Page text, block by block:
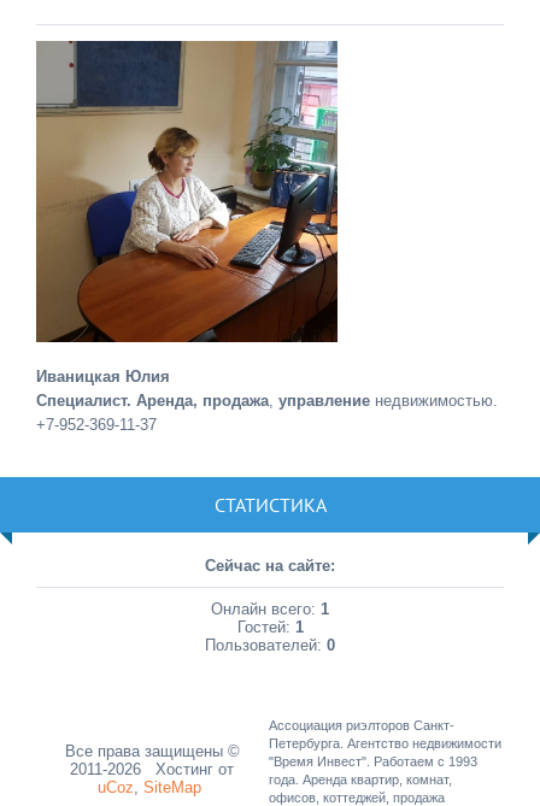
Иваницкая Юлия
Специалист. Аренда, продажа управление недвижимостью.
+7-952-369-11-37
СТАТИСТИКА
Сейчас на сайте:
Онлайн всего: 1
Гостей: 1
Пользователей: 0
Все права защищены ©
2011-2026 Хостинг от
uCoz SiteMap
Ассоциация риэлторов Санкт-
Петербурга. Агентство недвижимости
"Время Инвест". Работаем с 1993
года. Аренда квартир, комнат,
офисов, коттеджей, продажа